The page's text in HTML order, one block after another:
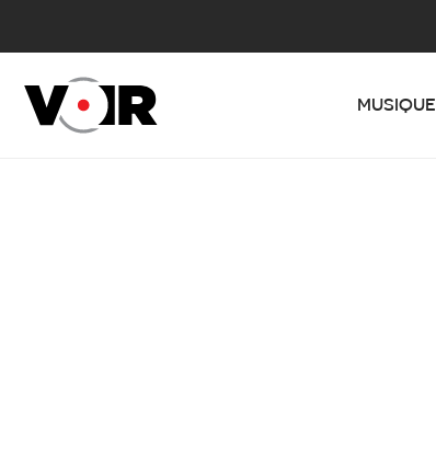
MUSIQUE